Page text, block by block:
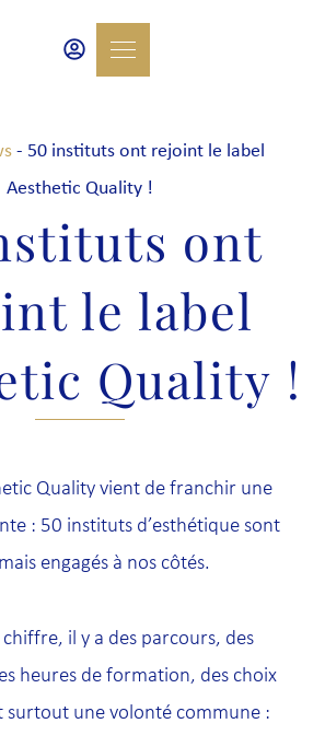
- 50 instituts ont rejoint le label
Aesthetic Quality !
ont
le label
Quality !
Quality vient de franchir une
: 50 instituts d’esthétique sont
engagés à nos côtés.
il y a des parcours, des
heures de formation, des choix
surtout une volonté commune :